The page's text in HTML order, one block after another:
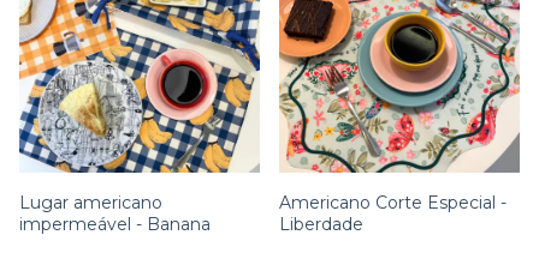
Lugar americano
impermeável - Banana
Americano Corte Especial -
Liberdade